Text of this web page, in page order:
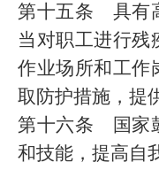
第十五条 具有
当对职工进行残
作业场所和工作
取防护措施，提
第十六条 国家
和技能，提高自